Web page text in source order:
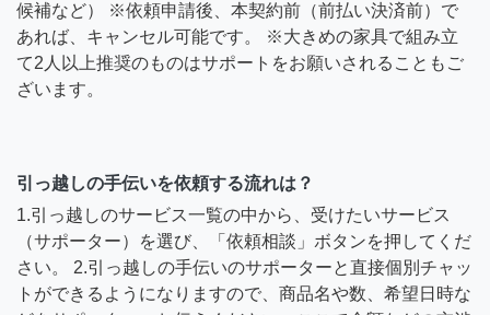
候補など） ※依頼申請後、本契約前（前払い決済前）で
あれば、キャンセル可能です。 ※大きめの家具で組み立
て2人以上推奨のものはサポートをお願いされることもご
ざいます。
引っ越しの手伝いを依頼する流れは？
1.引っ越しのサービス一覧の中から、受けたいサービス
（サポーター）を選び、「依頼相談」ボタンを押してくだ
さい。 2.引っ越しの手伝いのサポーターと直接個別チャッ
トができるようになりますので、商品名や数、希望日時な